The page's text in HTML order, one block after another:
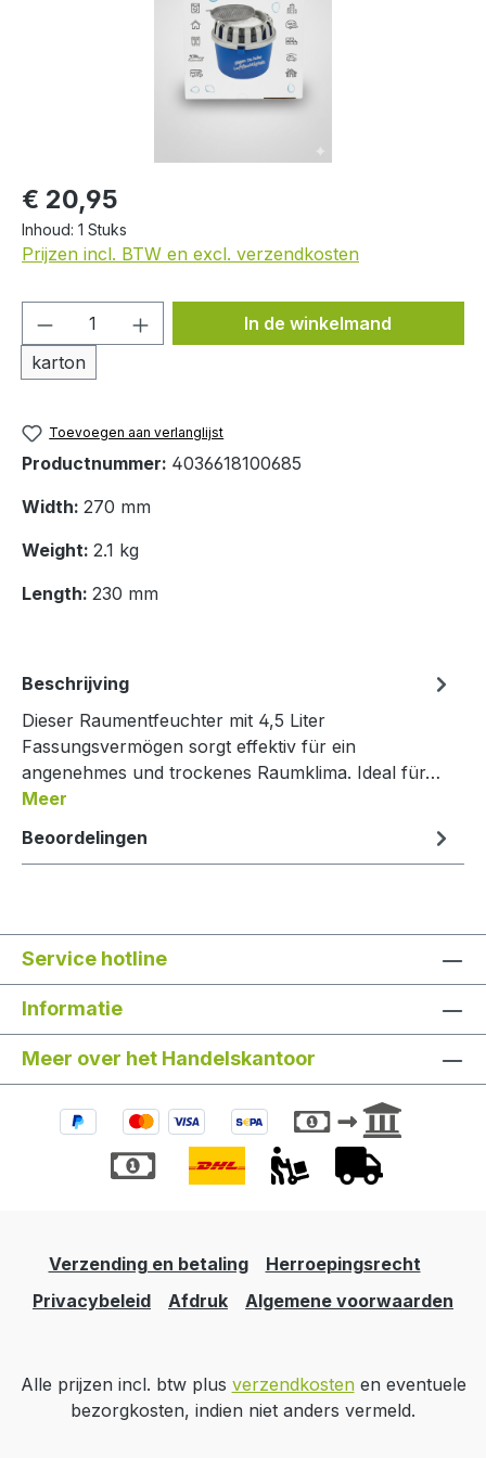
Normale prijs:
€ 20,95
Inhoud: 1 Stuks
Prijzen incl. BTW en excl. verzendkosten
Producthoeveelheid: Voer de
karton
In de winkelmand
Toevoegen aan verlanglijst
Productnummer: 4036618100685
Width: 270 mm
Weight: 2.1 kg
Length: 230 mm
Beschrijving
Dieser Raumentfeuchter mit 4,5 Liter
Fassungsvermögen sorgt effektiv für ein
angenehmes und trockenes Raumklima. Ideal für…
Meer
Beoordelingen
Service hotline
Informatie
Meer over het Handelskantoor
Verzending en betaling
Herroepingsrecht
Privacybeleid
Afdruk Algemene voorwaarden
Alle prijzen incl. btw plus verzendkostenen eventuele
bezorgkosten, indien niet anders vermeld.